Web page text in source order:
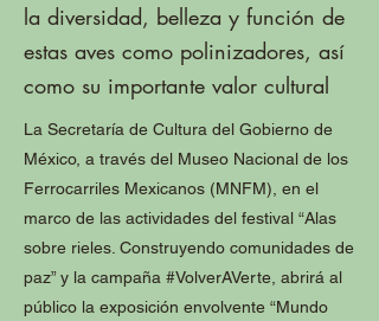
la diversidad, belleza y función de
estas aves como polinizadores, así
como su importante valor cultural
La Secretaría de Cultura del Gobierno de
México, a través del Museo Nacional de los
Ferrocarriles Mexicanos (MNFM), en el
marco de las actividades del festival “Alas
sobre rieles. Construyendo comunidades de
paz” y la campaña #VolverAVerte, abrirá al
público la exposición envolvente “Mundo